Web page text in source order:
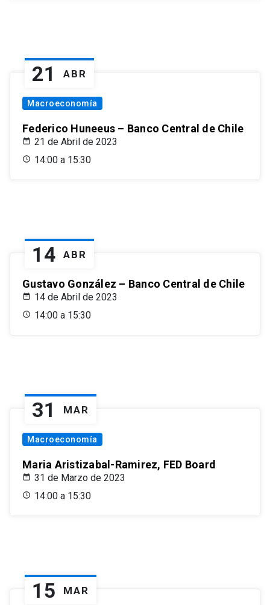
21 ABR
Macroeconomía
Federico Huneeus – Banco Central de Chile
21 de Abril de 2023
14:00 a 15:30
14 ABR
Gustavo González – Banco Central de Chile
14 de Abril de 2023
14:00 a 15:30
31 MAR
Macroeconomía
Maria Aristizabal-Ramirez, FED Board
31 de Marzo de 2023
14:00 a 15:30
15 MAR